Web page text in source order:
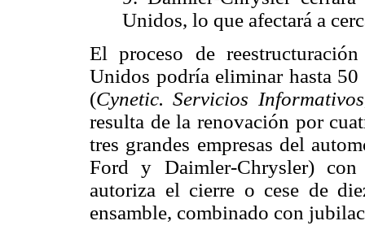
Unidos, lo que afectará a
El proceso de
Unidos podría eliminar hasta
(Cynetic. Servicios
resulta de la renovación por
tres grandes empresas del
Ford y Daimler-Chrysler)
autoriza el cierre o cese de
ensamble, combinado con